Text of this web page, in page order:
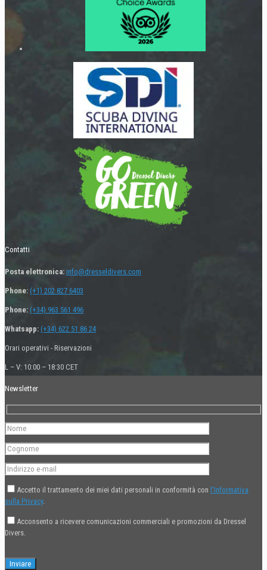
Contatti
Posta elettronica: info@dresseldivers.com
Phone: (+1) 202 827 6403
Phone: (+34) 963 561 496
Whatsapp: (+34) 622 51 86 24
Orari operativi - Riservazioni
L – V: 10:00 – 18:30 CET
Newsletter
Accetto il trattamento dei miei dati personali in conformità con l'Informativa
sulla Privacy.
Acconsento a ricevere comunicazioni commerciali e promozioni da Dressel
Divers.